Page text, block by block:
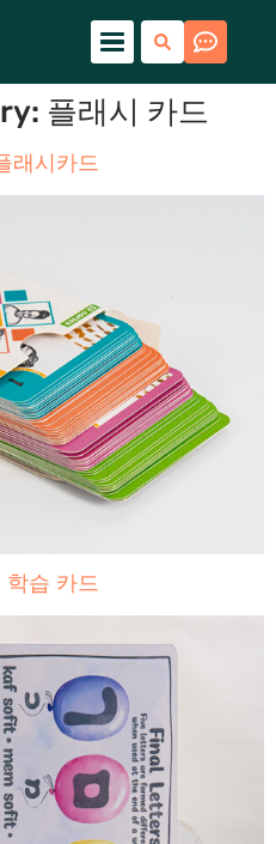
: 플래시 카드
래시카드
습 카드